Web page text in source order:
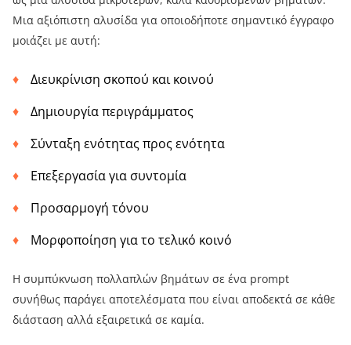
Μια αξιόπιστη αλυσίδα για οποιοδήποτε σημαντικό έγγραφο
μοιάζει με αυτή:
Διευκρίνιση σκοπού και κοινού
Δημιουργία περιγράμματος
Σύνταξη ενότητας προς ενότητα
Επεξεργασία για συντομία
Προσαρμογή τόνου
Μορφοποίηση για το τελικό κοινό
Η συμπύκνωση πολλαπλών βημάτων σε ένα prompt
συνήθως παράγει αποτελέσματα που είναι αποδεκτά σε κάθε
διάσταση αλλά εξαιρετικά σε καμία.